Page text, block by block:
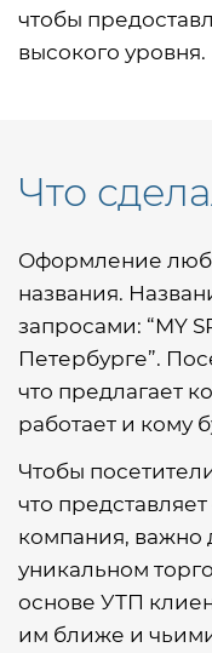
чтобы
высокого уровня.
Что
Оформление
названия.
запросами: “MY
Петербурге”.
что предлагает
работает и кому
Чтобы
что
компания,
уникальном
основе УТП
им ближе и